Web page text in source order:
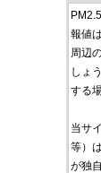
報値
周辺
しょ
する
当サ
等）
が独